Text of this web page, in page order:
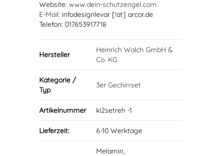
Website: www.dein-schutzengel.com
E-Mail: infodesignlevar [!at] arcor.de
Telefon: 017653917718
Hersteller
Heinrich Walch GmbH &
Co. KG
Kategorie /
Typ
3er Gechirrset
Artikelnummer ki2setreh -1
Lieferzeit: 6-10 Werktage
Melamin,